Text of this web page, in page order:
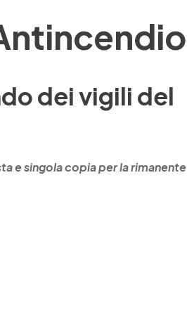
dei vigili del
e singola copia per la rimanente